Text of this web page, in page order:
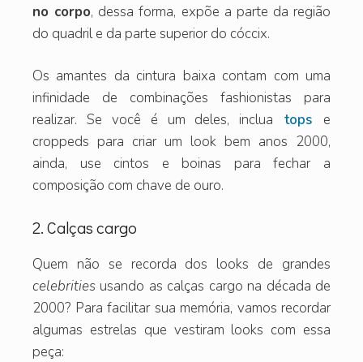
no corpo, dessa forma, expõe a parte da região
do quadril e da parte superior do cóccix.
Os amantes da cintura baixa contam com uma
infinidade de combinações fashionistas para
realizar. Se você é um deles, inclua
tops e
croppeds para criar um look bem anos 2000,
ainda, use cintos e boinas para fechar a
composição com chave de ouro.
2. Calças cargo
Quem não se recorda dos looks de grandes
celebrities usando as calças cargo na década de
2000? Para facilitar sua memória, vamos recordar
algumas estrelas que vestiram looks com essa
peça: